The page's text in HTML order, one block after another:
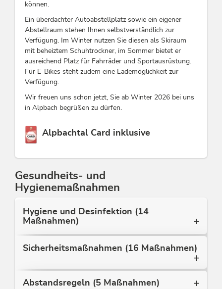
können.
Ein überdachter Autoabstellplatz sowie ein eigener
Abstellraum stehen Ihnen selbstverständlich zur
Verfügung. Im Winter nutzen Sie diesen als Skiraum
mit beheiztem Schuhtrockner, im Sommer bietet er
ausreichend Platz für Fahrräder und Sportausrüstung.
Für E-Bikes steht zudem eine Lademöglichkeit zur
Verfügung.
Wir freuen uns schon jetzt, Sie ab Winter 2026 bei uns
in Alpbach begrüßen zu dürfen.
Diese Unterkunft ist Mitglied von
Alpbachtal Card inklusive
Gesundheits- und
Hygienemaßnahmen
Hygiene und Desinfektion (14
Maßnahmen)
Sicherheitsmaßnahmen (16 Maßnahmen)
Abstandsregeln (5 Maßnahmen)